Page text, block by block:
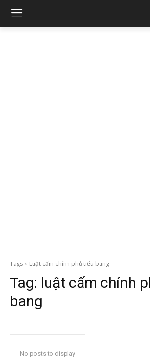
Tags Luật cấm chính phủ tiểu bang
Tag: luật cấm chính
bang
No posts to display